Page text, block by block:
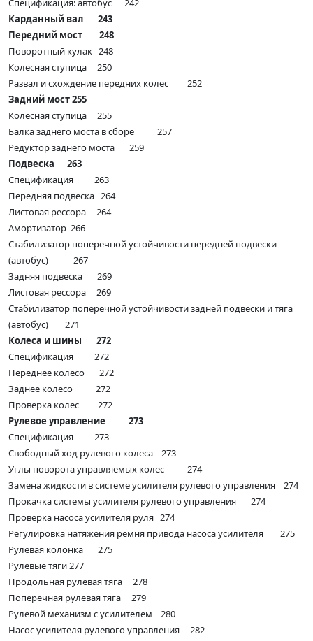
Спецификация: автобус 242
Карданный вал 243
Передний мост 248
Поворотный кулак 248
Колесная ступица 250
Развал и схождение передних колес 252
Задний мост 255
Колесная ступица 255
Балка заднего моста в сборе 257
Редуктор заднего моста 259
Подвеска 263
Спецификация 263
Передняя подвеска 264
Листовая рессора 264
Амортизатор 266
Стабилизатор поперечной устойчивости передней подвески
(автобус) 267
Задняя подвеска 269
Листовая рессора 269
Стабилизатор поперечной устойчивости задней подвески и тяга
(автобус) 271
Колеса и шины 272
Спецификация 272
Переднее колесо 272
Заднее колесо 272
Проверка колес 272
Рулевое управление 273
Cпецификация 273
Свободный ход рулевого колеса 273
Углы поворота управляемых колес 274
Замена жидкости в системе усилителя рулевого управления 274
Прокачка системы усилителя рулевого управления 274
Проверка насоса усилителя руля 274
Регулировка натяжения ремня привода насоса усилителя 275
Рулевая колонка 275
Рулевые тяги 277
Продольная рулевая тяга 278
Поперечная рулевая тяга 279
Рулевой механизм с усилителем 280
Насос усилителя рулевого управления 282